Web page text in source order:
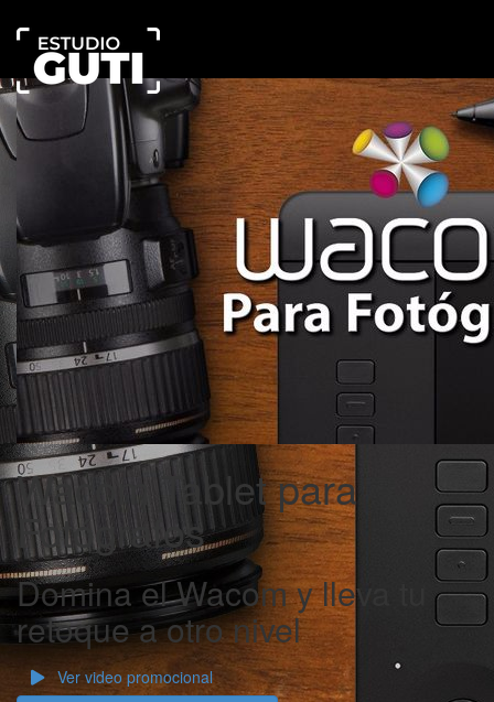
Estudio
Guti
Escuela
Online
Wacom Tablet para
Fotógrafos
Domina el Wacom y lleva tu
retoque a otro nivel
Ver video promocional